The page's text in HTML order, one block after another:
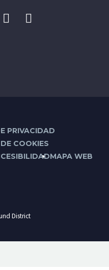
PRIVACIDAD
COOKIES
MAPA WEB
District